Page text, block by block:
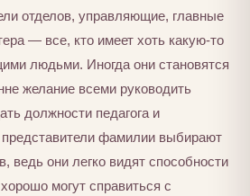
отделов, управляющие, главные
— все, кто имеет хоть какую-то
людьми. Иногда они становятся
желание всеми руководить
должности педагога и
представители фамилии выбирают
ведь они легко видят способности
могут справиться с